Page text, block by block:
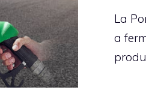
La
a